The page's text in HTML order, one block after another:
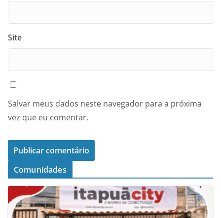
Site
Salvar meus dados neste navegador para a próxima
vez que eu comentar.
Comunidades